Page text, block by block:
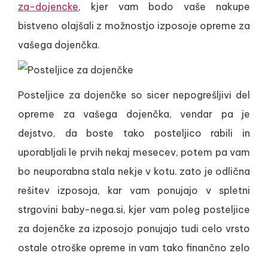
za-dojencke, kjer vam bodo vaše nakupe
bistveno olajšali z možnostjo izposoje opreme za
vašega dojenčka.
Posteljice za dojenčke so sicer nepogrešljivi del
opreme za vašega dojenčka, vendar pa je
dejstvo, da boste tako posteljico rabili in
uporabljali le prvih nekaj mesecev, potem pa vam
bo neuporabna stala nekje v kotu. zato je odlična
rešitev izposoja, kar vam ponujajo v spletni
strgovini baby-nega.si, kjer vam poleg posteljice
za dojenčke za izposojo ponujajo tudi celo vrsto
ostale otroške opreme in vam tako finančno zelo